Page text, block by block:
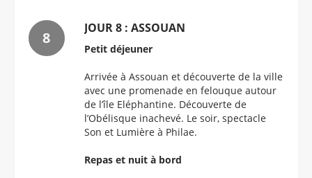
JOUR 8 : ASSOUAN
Petit déjeuner
Arrivée à Assouan et découverte de la ville
avec une promenade en felouque autour
de l’île Eléphantine. Découverte de
l’Obélisque inachevé. Le soir, spectacle
Son et Lumière à Philae.
Repas et nuit à bord